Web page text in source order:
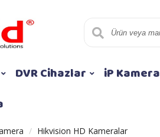
DVR Cihazlar iP Kamera
Hikvision HD Kameralar